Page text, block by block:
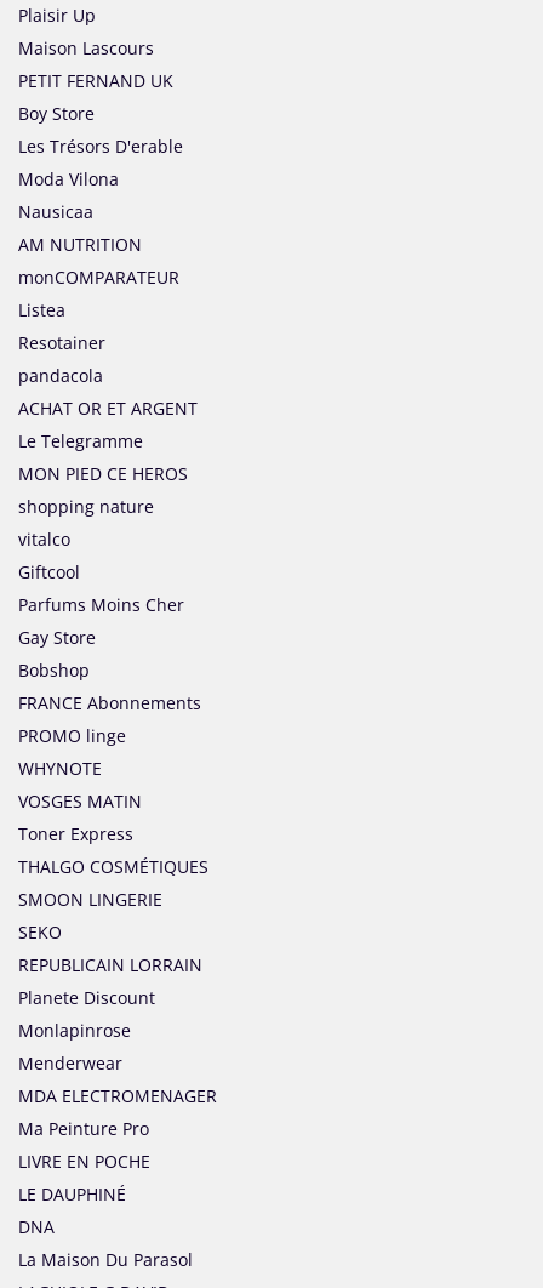
Plaisir Up
Maison Lascours
PETIT FERNAND UK
Boy Store
Les Trésors D'erable
Moda Vilona
Nausicaa
AM NUTRITION
monCOMPARATEUR
Listea
Resotainer
pandacola
ACHAT OR ET ARGENT
Le Telegramme
MON PIED CE HEROS
shopping nature
vitalco
Giftcool
Parfums Moins Cher
Gay Store
Bobshop
FRANCE Abonnements
PROMO linge
WHYNOTE
VOSGES MATIN
Toner Express
THALGO COSMÉTIQUES
SMOON LINGERIE
SEKO
REPUBLICAIN LORRAIN
Planete Discount
Monlapinrose
Menderwear
MDA ELECTROMENAGER
Ma Peinture Pro
LIVRE EN POCHE
LE DAUPHINÉ
DNA
La Maison Du Parasol